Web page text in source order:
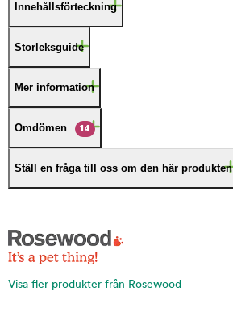
Innehållsförteckning
Storleksguide
Mer information
Omdömen 14
Ställ en fråga till oss om den här produkten
Visa fler produkter från Rosewood